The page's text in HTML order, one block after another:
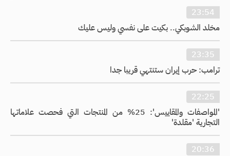
23:54
مخلد الشوبكي.. بكيت على نفسي وليس عليك
23:35
ترامب: حرب إيران ستنتهي قريبا جدا
22:25
'المواصفات والمقاييس': 25% من المنتجات التي فحصت علاماتها
التجارية 'مقلدة'
20:36